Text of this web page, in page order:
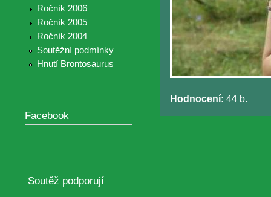
Ročník 2006
Ročník 2005
Ročník 2004
Soutěžní podmínky
Hnutí Brontosaurus
Facebook
Soutěž podporují
Hodnocení: 44 b.